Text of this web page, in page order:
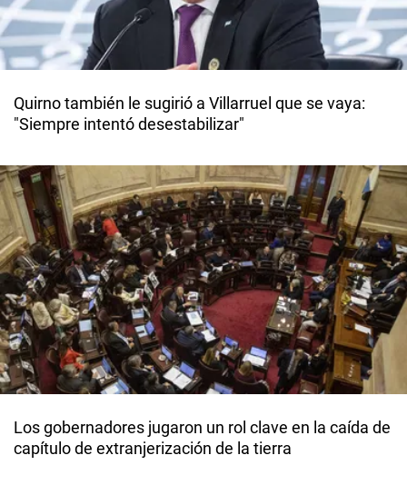
Quirno también le sugirió a Villarruel que se vaya:
"Siempre intentó desestabilizar"
Los gobernadores jugaron un rol clave en la caída de
capítulo de extranjerización de la tierra